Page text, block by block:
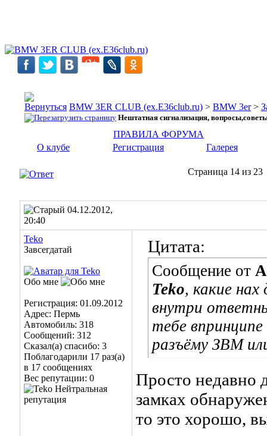
BMW 3ER CLUB (ex.E36club.ru) > BMW 3er >
Нештатная сигнализация,
ПРАВИЛА ФОРУМА
О клубе
Регистрация Галерея
Страница 14 из 23
04.12.2012,
20:40
Teko
Завсегдатай
Обо мне
Регистрация: 01.09.2012
Адрес: Пермь
Автомобиль: 318
Сообщений: 312
Сказал(а) спасибо: 3
Поблагодарили 17 раз(а)
в 17 сообщениях
Вес репутации: 0
Цитата:
Сообщение от
Teko, какие
внутри
тебе
разъёму ЗВМ
Просто недавно
замках
то это хорошо,